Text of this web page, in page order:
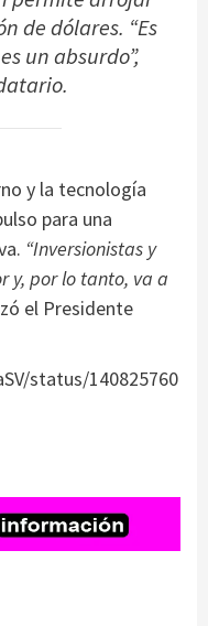
de dólares. “Es
un absurdo”,
y la tecnología
para una
“Inversionistas y
y, por lo tanto, va a
el Presidente
status/140825760